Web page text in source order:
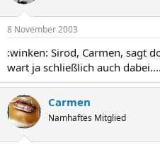
8 November 2003
:winken: Sirod, Carmen, sagt
wart ja schließlich auch
Carmen
Namhaftes Mitglied